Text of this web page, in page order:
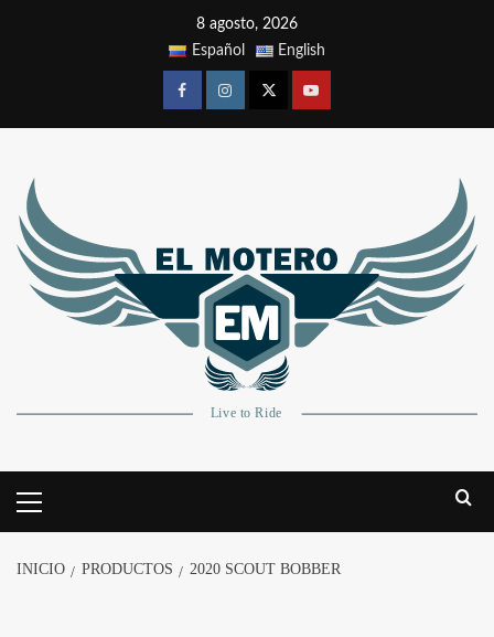
8 agosto, 2026
Español
English
INICIO PRODUCTOS 2020 SCOUT BOBBER